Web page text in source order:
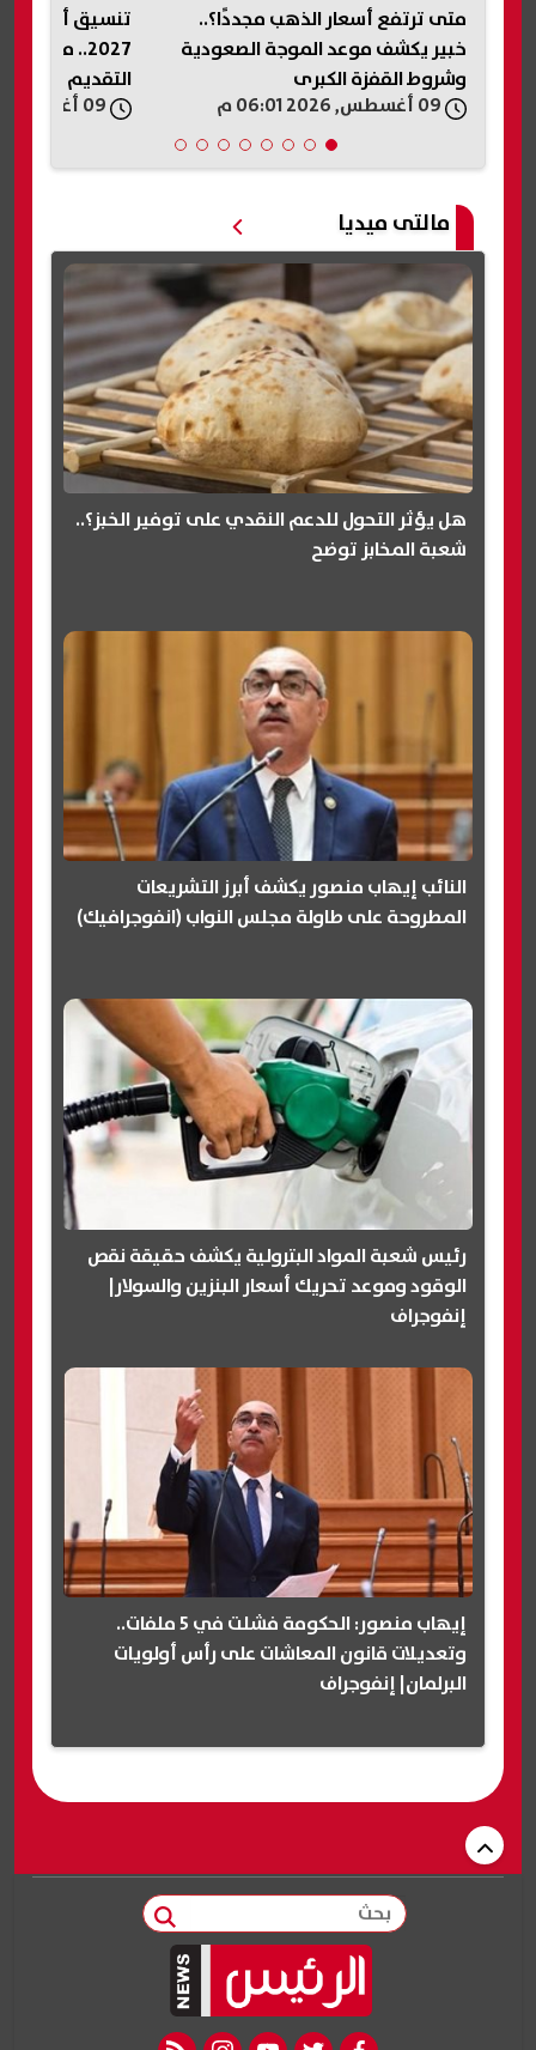
متى ترتفع أسعار الذهب مجددًا؟..
خبير يكشف موعد الموجة الصعودية
وشروط القفزة الكبرى
2027..
التقديم
مالتى ميديا
هل يؤثر التحول للدعم النقدي على توفير الخبز؟..
شعبة المخابز توضح
النائب إيهاب منصور يكشف أبرز التشريعات
المطروحة على طاولة مجلس النواب (انفوجرافيك)
رئيس شعبة المواد البترولية يكشف حقيقة نقص
الوقود وموعد تحريك أسعار البنزين والسولار|
إنفوجراف
إيهاب منصور: الحكومة فشلت في 5 ملفات..
وتعديلات قانون المعاشات على رأس أولويات
البرلمان| إنفوجراف
بحث